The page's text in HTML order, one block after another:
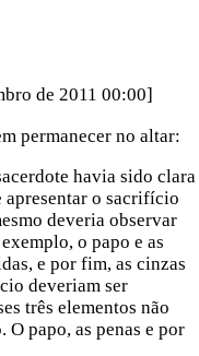
de 2011 00:00]
permanecer no altar:
havia sido clara
o sacrifício
deveria observar
o papo e as
e por fim, as cinzas
deveriam ser
três elementos não
papo, as penas e por